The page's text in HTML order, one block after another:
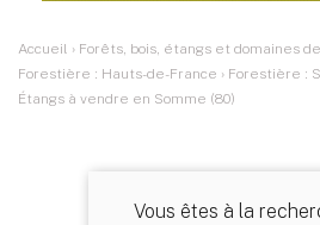
Accueil › Forêts, bois, étangs et domaines
Forestière : Hauts-de-France › Forestière :
Étangs à vendre en Somme (80)
Vous êtes à la